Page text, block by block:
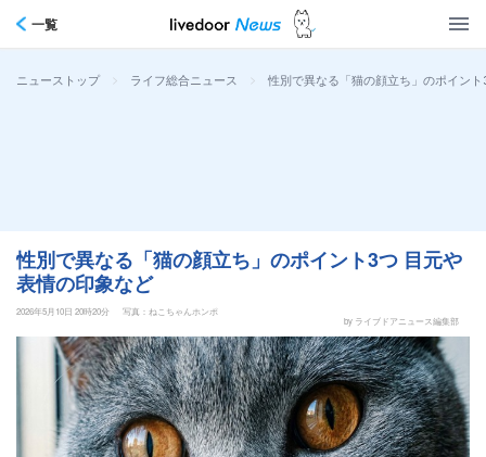
一覧
ニューストップ > ライフ総合ニュース > 性別で異なる「猫の顔立ち」のポイン
性別で異なる「猫の顔立ち」のポイント3つ 目元や
表情の印象など
2026年5月10日 20時20分
写真：ねこちゃんホンポ
by ライブドアニュース編集部